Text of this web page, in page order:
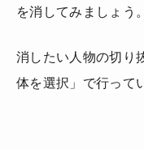
を消してみましょう。
消したい人物の切り
体を選択」で行って